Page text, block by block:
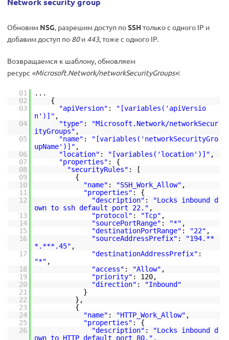
Обновим NSG, разрешим доступ поSSHтолько с одного IP и
добавим доступ по 80и 443, тоже с одного IP.
Возвращаемся к шаблону, обновляем
ресурс «Microsoft.Network/networkSecurityGroups»:
01
...
02
{
03
"apiVersion" :
"[variables('apiVersio
n')]" ,
04
"type" :
"Microsoft.Network/networkSecur
ityGroups" ,
05
"name" :
"[variables('networkSecurityGro
upName')]" ,
06
"location" : "[variables('location')]" ,
07
"properties" : {
08
"securityRules" : [
09
{
10
"name" : "SSH_Work_Allow" ,
11
"properties" : {
12
"description" :
"Locks inbound d
own to ssh default port 22." ,
13
"protocol" : "Tcp" ,
14
"sourcePortRange" : "*" ,
15
"destinationPortRange" : "22" ,
16
"sourceAddressPrefix" :
"194.**
*.***.45" ,
17
"destinationAddressPrefix" :
"*" ,
18
"access" : "Allow" ,
19
"priority" : 120,
20
"direction" :
"Inbound"
21
}
22
},
23
{
24
"name" : "HTTP_Work_Allow" ,
25
"properties" : {
26
"description" :
"Locks inbound d
own to HTTP default port 80." ,